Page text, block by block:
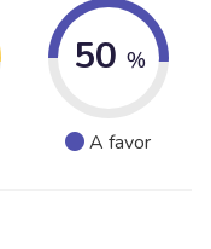
50 %
A favor